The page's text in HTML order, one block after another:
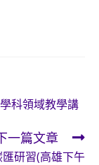
科領域教學講
一篇文章
研習(高雄下午